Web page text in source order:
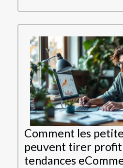
Comment les
peuvent tirer profit
tendances